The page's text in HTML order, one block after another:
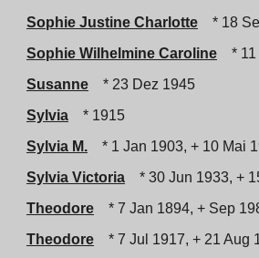
Sophie Justine Charlotte
* 18
Sophie Wilhelmine Caroline
*
Susanne
* 23 Dez 1945
Sylvia
* 1915
Sylvia M.
* 1 Jan 1903, + 10 Mai
Sylvia Victoria
* 30 Jun 1933, +
Theodore
* 7 Jan 1894, + Sep
Theodore
* 7 Jul 1917, + 21 Aug